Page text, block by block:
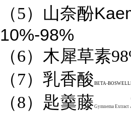
（5）山奈酚
10%-98%
（6）木犀草素
（7）乳香酸 BETA-
（8）匙羹藤Gymnema Extract